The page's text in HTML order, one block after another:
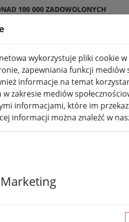
100 000 ZADOWOLONYCH
wewnętrzne i zewnętrzne
Czy Twoja kuchnia
odpowiednich
wykorzystuje pliki cookie
zapewniania funkcji mediów
informacje na temat
zakresie mediów
informacjami, które im
informacji można znaleźć w